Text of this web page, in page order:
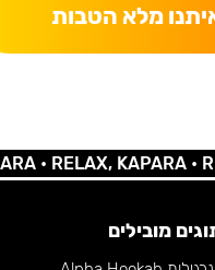
מלא הטבות
RELAX, KAPARA •
מובילים